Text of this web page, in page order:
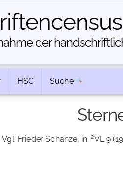
der
HSC Suche
Vgl. Frieder Schanze, in:2VL 9